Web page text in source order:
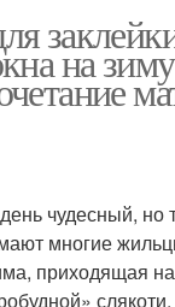
на
чудесный, но
многие
приходящая